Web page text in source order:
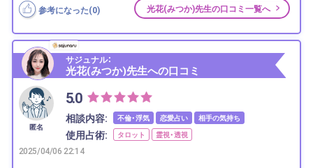
参考になった(0) 光花(みつか)先生の口コミ一覧へ
サジュナル：
光花(みつか)先生への口コミ
匿名
5.0
相談内容: 不倫・浮気 恋愛占い 相手の気持ち
使用占術: タロット 霊視・透視
2025/04/06 22:14